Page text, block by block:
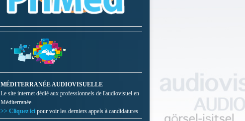
MÉDITERRANÉE AUDIOVISUELLE
Le site internet dédié aux professionnels de l'audiovisuel en
Méditerranée.
>> Cliquez ici pour voir les derniers appels à candidatures